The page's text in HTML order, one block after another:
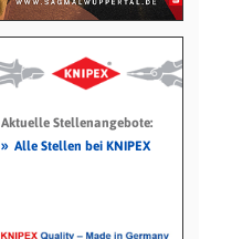
Aktuelle Stellenangebote:
» Alle Stellen bei KNIPEX